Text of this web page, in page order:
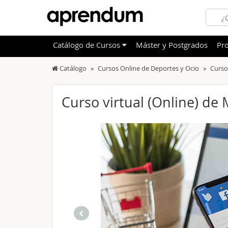
OFERTAS DESTACADAS
NOVEDADES DE NUESTRO CATÁLOGO
Otras
Catálogo Cursos Online de Deportes y Ocio
Curso virtual (Online) de
Catálogo de Cursos Máster y Postgrados